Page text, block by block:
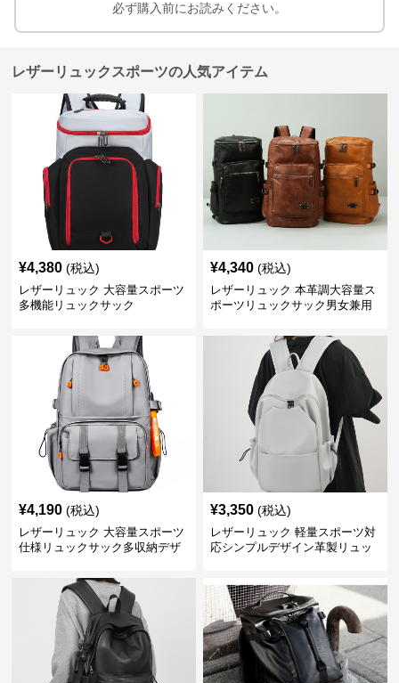
必ず購入前にお読みください。
レザーリュックスポーツの人気アイテム
¥4,380 (税込)
レザーリュック 大容量スポーツ
多機能リュックサック
¥4,340 (税込)
レザーリュック 本革調大容量ス
ポーツリュックサック男女兼用
¥4,190 (税込)
レザーリュック 大容量スポーツ
仕様リュックサック多収納デザ
¥3,350 (税込)
レザーリュック 軽量スポーツ対
応シンプルデザイン革製リュッ